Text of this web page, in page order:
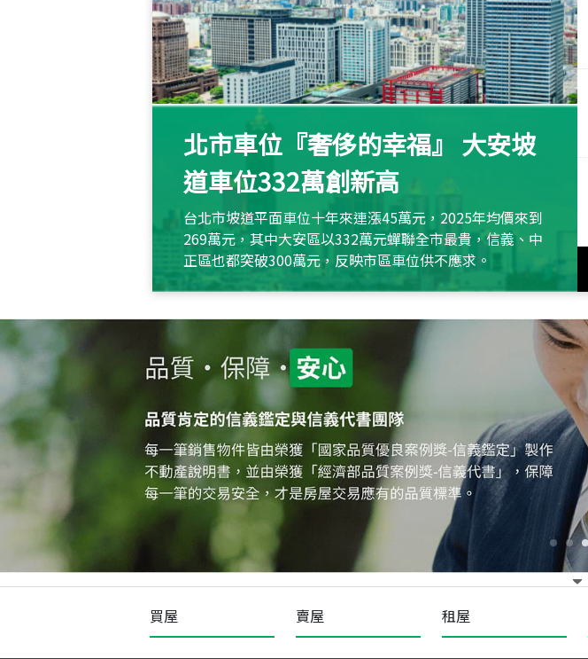
北市車位『奢侈的幸福』 大安坡
道車位332萬創新高
台北市坡道平面車位十年來連漲45萬元，2025年均價來到
269萬元，其中大安區以332萬元蟬聯全市最貴，信義、中
正區也都突破300萬元，反映市區車位供不應求。
買屋 賣屋 租屋